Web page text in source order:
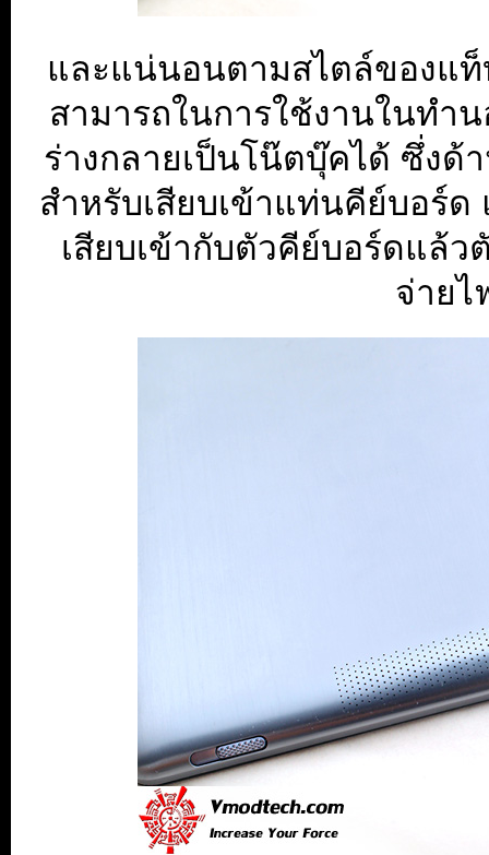
และแน่นอนตามสไตล์ของแท็
สามารถในการใช้งานในทำ
ร่างกลายเป็นโน๊ตบุ๊คได้ ซึ่งด้
สำหรับเสียบเข้าแท่นคีย์บอร์ด
เสียบเข้ากับตัวคีย์บอร์ดแล้ว
จ่ายไ